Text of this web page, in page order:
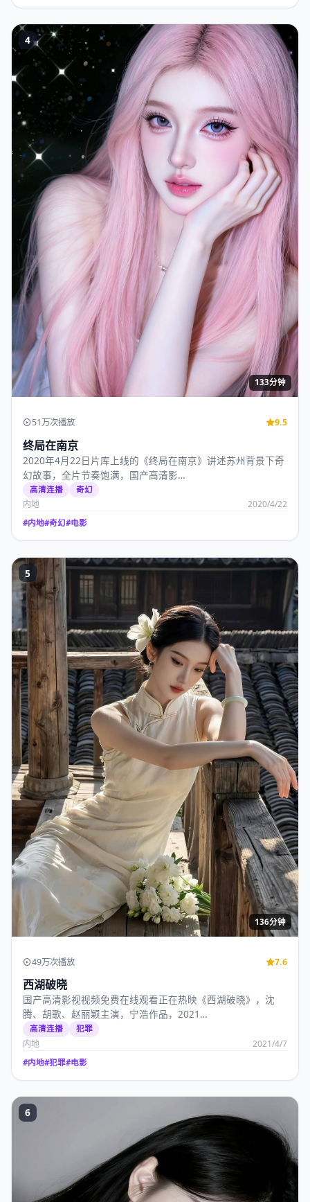
4
133分钟
51万次播放 9.5
终局在南京
2020年4月22日片库上线的《终局在南京》讲述苏州背景下奇
幻故事，全片节奏饱满，国产高清影…
高清连播 奇幻
内地 2020/4/22
#内地#奇幻#电影
5
136分钟
49万次播放 7.6
西湖破晓
国产高清影视视频免费在线观看正在热映《西湖破晓》，沈
腾、胡歌、赵丽颖主演，宁浩作品，2021…
高清连播 犯罪
内地 2021/4/7
#内地#犯罪#电影
6